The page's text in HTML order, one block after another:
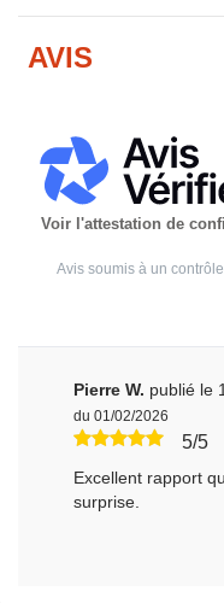
AVIS
Voir l'attestation de
Avis soumis à un contrôle
Pierre W. publié le
du 01/02/2026
5/5
Excellent rapport
surprise.